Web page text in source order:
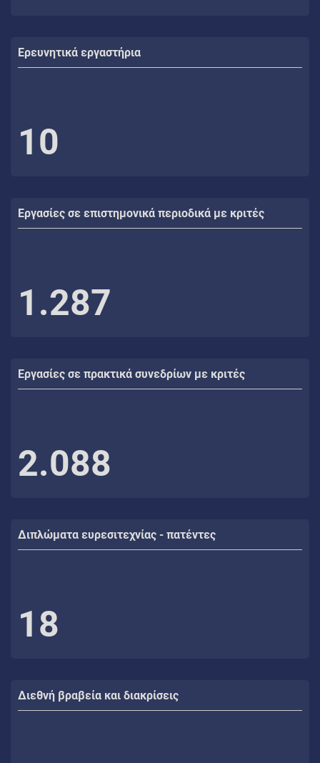
Ερευνητικά εργαστήρια
10
Εργασίες σε επιστημονικά περιοδικά με κριτές
1.287
Εργασίες σε πρακτικά συνεδρίων με κριτές
2.088
Διπλώματα ευρεσιτεχνίας - πατέντες
18
Διεθνή βραβεία και διακρίσεις